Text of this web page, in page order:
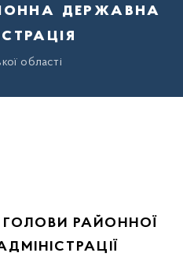
державна
області
РАЙОННОЇ